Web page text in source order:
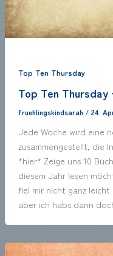
Top Ten Thursday
Top Ten Thursday
fruehlingskindsarah / 24.
Jede Woche wird eine
zusammengestellt, die
*hier* Zeige uns 10
diesem Jahr lesen
fiel mir nicht ganz leicht
aber ich habs dann